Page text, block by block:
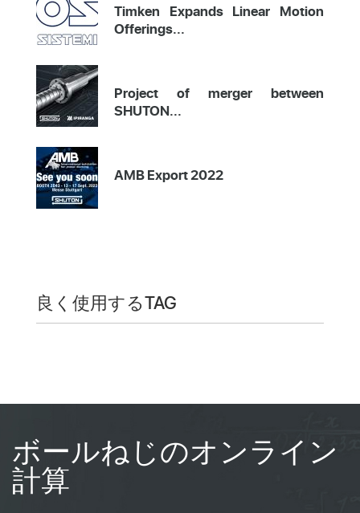
Timken Expands Linear Motion
Offerings...
Project of merger between
SHUTON...
AMB Export 2022
良く使用するTAG
ボールねじのオンライン
計算